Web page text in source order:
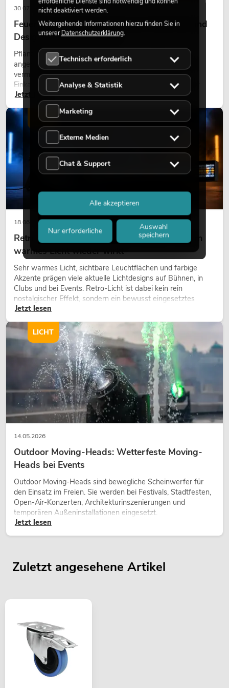
30.07.2026
Feuerhemmende Kunstpflanzen: Sicherheit und
Design perfekt kombiniert
Pflanzen machen Räume lebendig. Sie schaffen eine
angenehme Atmosphäre, verbessern das Ambiente und
vermitteln Natürlichkeit. Ob in Hotels, Restaurants,
Einkaufszentren, Bürogebäuden oder auf Messeständen:
eine hochwertige Begrünung gehört heute längst zum
modernen Raumkonzept.
Jetzt lesen
18.06.2026
Retro-Licht im modernen Lichtdesign: Warum
warmes Licht wieder wirkt
Sehr warmes Licht, sichtbare Leuchtflächen und farbige
Akzente prägen viele aktuelle Lichtdesigns auf Bühnen, in
Clubs und bei Events. Retro-Licht ist dabei kein rein
nostalgischer Effekt, sondern ein bewusst eingesetztes
Gestaltungsmittel: Es schafft Atmosphäre, gibt Szenen
wirken lassen.
Jetzt lesen
LICHT
14.05.2026
Outdoor Moving-Heads: Wetterfeste Moving-
Heads bei Events
Outdoor Moving-Heads sind bewegliche Scheinwerfer für
den Einsatz im Freien. Sie werden bei Festivals, Stadtfesten,
Open-Air-Konzerten, Architekturinszenierungen und
temporären Außeninstallationen eingesetzt.
Jetzt lesen
LICHT
Zuletzt angesehene Artikel
nicht deaktiviert werden.
Weitergehende Informationen hierzu finden Sie in
unsererDatenschutzerklärung.
Technisch erforderlich
Analyse & Statistik
Marketing
Externe Medien
Chat & Support
Nur erforderliche
Auswahl
speichern
Alle akzeptieren